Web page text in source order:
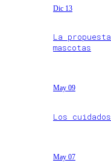
Dic 13
La
mascotas
May 09
Los
May 07